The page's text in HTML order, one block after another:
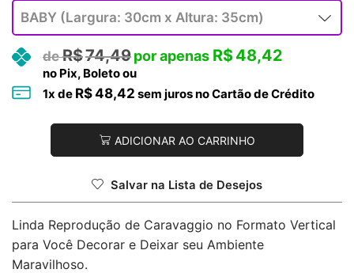
R$74,49 R$48,42
no Pix, Boleto ou
1x de R$48,42 sem juros no Cartão de Crédito
ADICIONAR AO CARRINHO
Salvar na Lista de Desejos
Linda Reprodução de Caravaggio no Formato Vertical
para Você Decorar e Deixar seu Ambiente
Maravilhoso.